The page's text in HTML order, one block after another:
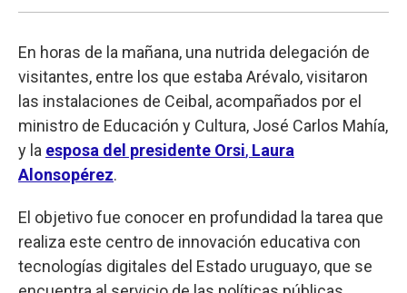
En horas de la mañana, una nutrida delegación de
visitantes, entre los que estaba Arévalo, visitaron
las instalaciones de Ceibal, acompañados por el
ministro de Educación y Cultura, José Carlos Mahía,
y la esposa del presidente Orsi, Laura
Alonsopérez.
El objetivo fue conocer en profundidad la tarea que
realiza este centro de innovación educativa con
tecnologías digitales del Estado uruguayo, que se